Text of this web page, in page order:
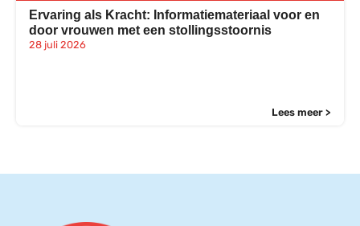
Ervaring als Kracht: Informatiemateriaal voor en
door vrouwen met een stollingsstoornis
28 juli 2026
Lees meer >